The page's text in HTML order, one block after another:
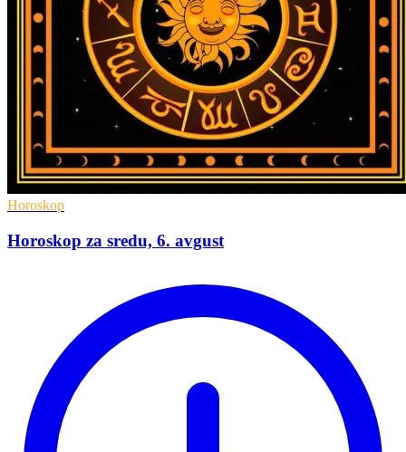
Horoskop
Horoskop za sredu, 6. avgust